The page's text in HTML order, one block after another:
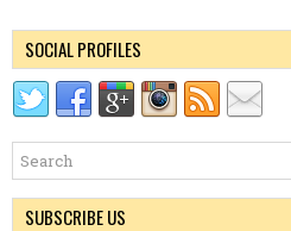
SOCIAL PROFILES
SUBSCRIBE US